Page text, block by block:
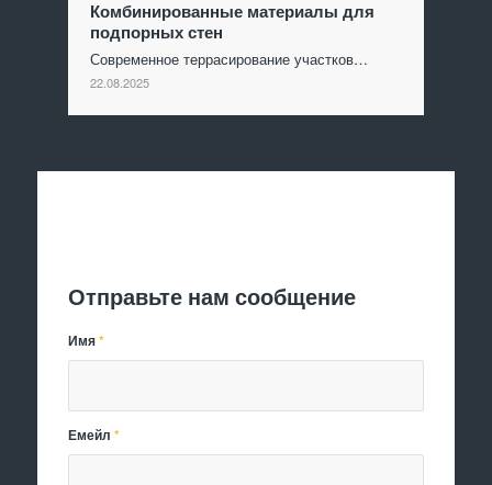
Комбинированные материалы для
подпорных стен
Современное террасирование участков…
22.08.2025
Отправьте нам сообщение
Имя*
Емейл*